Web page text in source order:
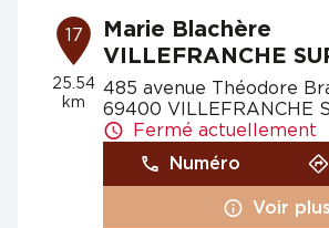
17
25.54
km
Marie Blachère
VILLEFRANCHE
485 avenue Théodore
69400 VILLEFRANCHE
Fermé actuellement
Numéro
Voir plus